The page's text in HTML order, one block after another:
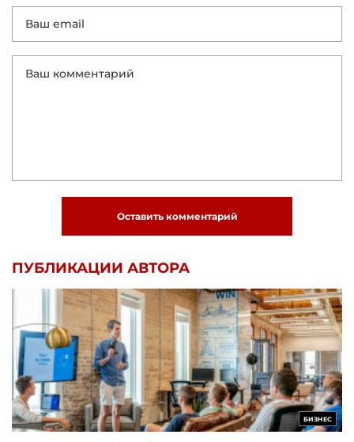
Оставить комментарий
ПУБЛИКАЦИИ АВТОРА
БИЗНЕС